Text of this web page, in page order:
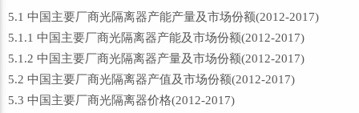
5.1 中国主要厂商光隔离器产能产量及市场份额(2012-2017)
5.1.1 中国主要厂商光隔离器产能及市场份额(2012-2017)
5.1.2 中国主要厂商光隔离器产量及市场份额(2012-2017)
5.2 中国主要厂商光隔离器产值及市场份额(2012-2017)
5.3 中国主要厂商光隔离器价格(2012-2017)